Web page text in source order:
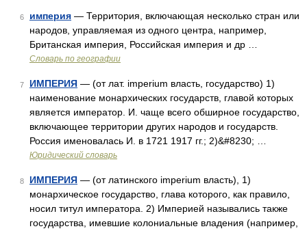
6 империя — Территория, включающая несколько стран или
народов, управляемая из одного центра, например,
Британская империя, Российская империя и др …
Словарь по географии
7 ИМПЕРИЯ — (от лат. imperium власть, государство) 1)
наименование монархических государств, главой которых
является император. И. чаще всего обширное государство,
включающее территории других народов и государств.
Россия именовалась И. в 1721 1917 гг.; 2)&#8230; …
Юридический словарь
8 ИМПЕРИЯ — (от латинского imperium власть), 1)
монархическое государство, глава которого, как правило,
носил титул императора. 2) Империей назывались также
государства, имевшие колониальные владения (например,